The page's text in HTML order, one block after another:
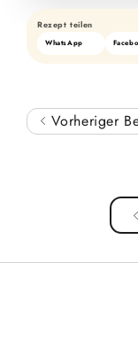
Rezept teilen
WhatsApp
Vorheriger